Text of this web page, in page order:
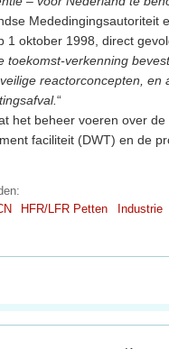
Mededingingsautoriteit
1 oktober 1998, direct
toekomst-verkenning
reactorconcepten,
“
het beheer voeren over
faciliteit (DWT) en de
HFR/LFR Petten Industrie